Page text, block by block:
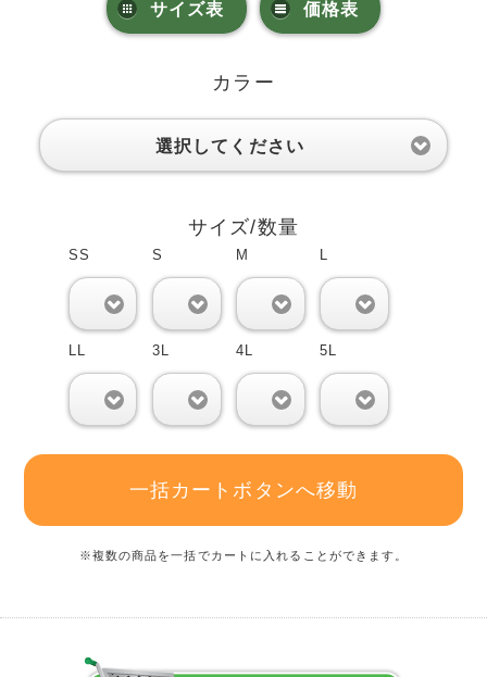
サイズ表 価格表
カラー
選択してください
サイズ/数量
SS S M L
LL 3L 4L 5L
一括カートボタンへ移動
※複数の商品を一括でカートに入れることができます。